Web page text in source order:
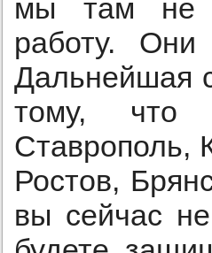
мы там не
работу.
Дальнейшая
тому, что
Ставрополь,
Ростов,
вы сейчас